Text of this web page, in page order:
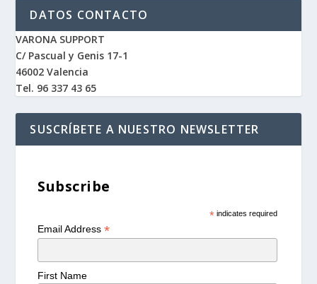
DATOS CONTACTO
VARONA SUPPORT
C/ Pascual y Genis 17-1
46002 Valencia
Tel. 96 337 43 65
SUSCRÍBETE A NUESTRO NEWSLETTER
Subscribe
*indicates required
Email Address*
First Name